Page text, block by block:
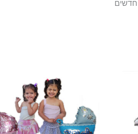
חדשים